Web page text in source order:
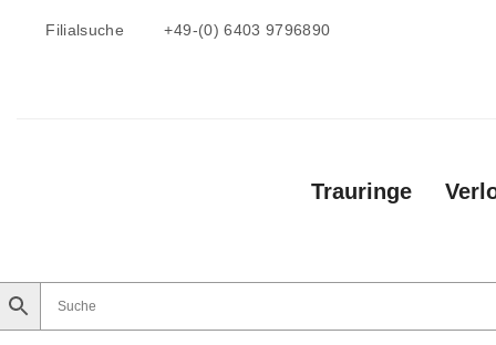
Filialsuche +49-(0) 6403 9796890
Trauringe